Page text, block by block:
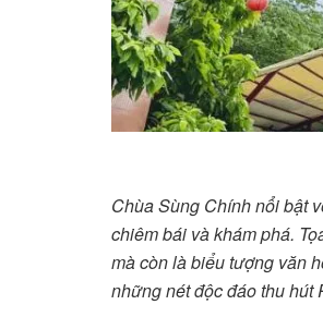
Chùa Sùng Chính nổi bật
chiêm bái và khám phá.
mà còn là biểu tượng văn
những nét độc đáo thu hút